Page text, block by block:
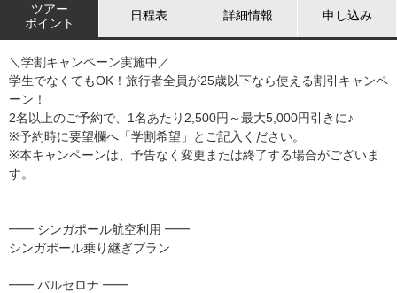
ツアー
ポイント
日程表 詳細情報 申し込み
＼学割キャンペーン実施中／
学生でなくてもOK！旅行者全員が25歳以下なら使える割引キャンペ
ーン！
2名以上のご予約で、1名あたり2,500円～最大5,000円引きに♪
※予約時に要望欄へ「学割希望」とご記入ください。
※本キャンペーンは、予告なく変更または終了する場合がございま
す。
━━ シンガポール航空利用 ━━
シンガポール乗り継ぎプラン
━━ バルセロナ ━━